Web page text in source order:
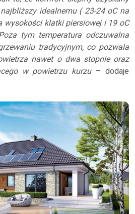
idealnemu ( 23-24 oC na
wysokości klatki piersiowej i 19 oC
tym temperatura odczuwalna
tradycyjnym, co pozwala
nawet o dwa stopnie oraz
w powietrzu kurzu– dodaje